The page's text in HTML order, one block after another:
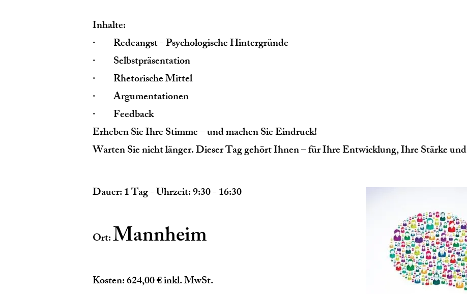
Inhalte:
· Redeangst - Psychologische Hintergründe
· Selbstpräsentation
· Rhetorische Mittel
· Argumentationen
· Feedback
Erheben Sie Ihre Stimme – und machen Sie Eindruck!
Warten Sie nicht länger. Dieser Tag gehört Ihnen – für Ihre Entwicklung, Ihre Stärke
Dauer: 1 Tag - Uhrzeit: 9:30 - 16:30
Ort:Mannheim
Kosten: 624,00 € inkl. MwSt.